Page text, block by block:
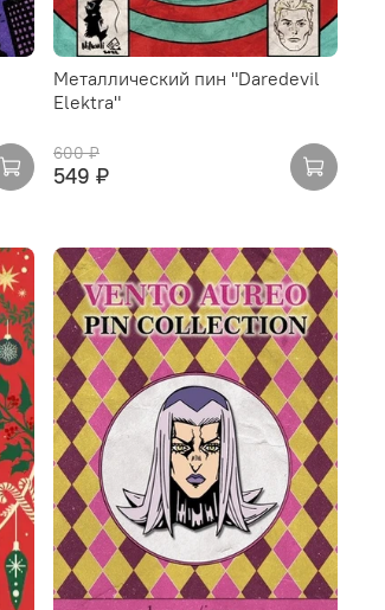
Металлический пин "Daredevil
Elektra"
600 ₽
549 ₽